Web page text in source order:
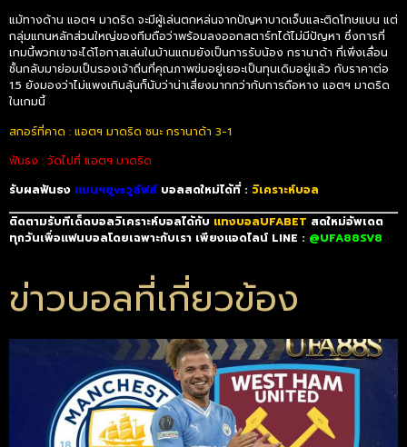
แม้ทางด้าน แอตฯ มาดริด จะมีผู้เล่นตกหล่นจากปัญหาบาดเจ็บและติดโทษแบน แต่
กลุ่มแกนหลักส่วนใหญ่ของทีมถือว่าพร้อมลงออกสตาร์ทได้ไม่มีปัญหา ซึ่งการที่
เกมนี้พวกเขาจะได้โอกาสเล่นในบ้านแถมยังเป็นการรับน้อง กรานาด้า ที่เพิ่งเลื่อน
ชั้นกลับมาย่อมเป็นรองเจ้าถิ่นที่คุณภาพข่มอยู่เยอะเป็นทุนเดิมอยู่แล้ว กับราคาต่อ
1.5 ยังมองว่าไม่แพงเกินลุ้นก็นับว่าน่าเสี่ยงมากกว่ากับการถือหาง แอตฯ มาดริด
ในเกมนี้
สกอร์ที่คาด : แอตฯ มาดริด ชนะ กรานาด้า 3-1
ฟันธง : วัดไปที่ แอตฯ มาดริด
รับผลฟันธง แมนฯยูvsวูล์ฟส์ บอลสดใหม่ได้ที่ : วิเคราะห์บอล
ติดตามรับทีเด็ดบอลวิเคราะห์บอลได้กับ แทงบอลUFABET สดใหม่อัพเดต
ทุกวันเพื่อแฟนบอลโดยเฉพาะกับเรา เพียงแอดไลน์ LINE : @UFA88SV8
ข่าวบอลที่เกี่ยวข้อง